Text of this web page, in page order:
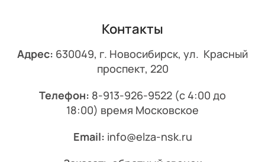
Контакты
Адрес: 630049, г. Новосибирск, ул. Красный
проспект, 220
Телефон: 8-913-926-9522 (с 4:00 до
18:00) время Московское
Email: info@elza-nsk.ru